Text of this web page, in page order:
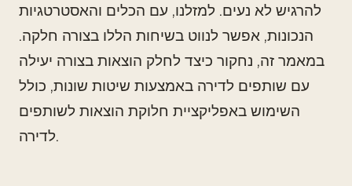
להרגיש לא נעים. למזלנו, עם הכלים והאסטרטגיות
הנכונות, אפשר לנווט בשיחות הללו בצורה חלקה.
במאמר זה, נחקור כיצד לחלק הוצאות בצורה יעילה
עם שותפים לדירה באמצעות שיטות שונות, כולל
השימוש באפליקציית חלוקת הוצאות לשותפים
לדירה.